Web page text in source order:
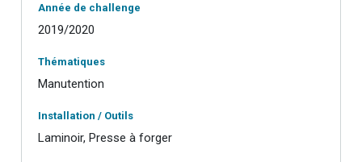
Année de challenge
2019/2020
Thématiques
Manutention
Installation / Outils
Laminoir, Presse à forger